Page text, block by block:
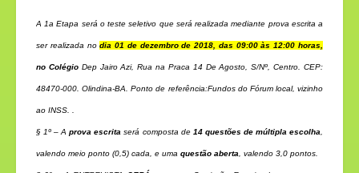
A 1a Etapa será o teste seletivo que será realizada mediante prova escrita a
ser realizada nodia 01 de dezembro de 2018, das 09:00 às 12:00 horas,
no Colégio Dep Jairo Azi, Rua na Praca 14 De Agosto, S/Nº, Centro. CEP:
48470-000. Olindina-BA. Ponto de referência:Fundos do Fórum local, vizinho
ao INSS. .
§ 1º – Aprova escrita será composta de 14 questões de múltipla escolha
valendo meio ponto (0,5) cada, e uma questão aberta , valendo 3,0 pontos.